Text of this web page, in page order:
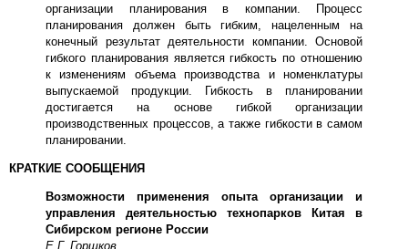
организации планирования в компании. Процесс
планирования должен быть гибким, нацеленным на
конечный результат деятельности компании. Основой
гибкого планирования является гибкость по отношению
к изменениям объема производства и номенклатуры
выпускаемой продукции. Гибкость в планировании
достигается на основе гибкой организации
производственных процессов, а также гибкости в самом
планировании.
КРАТКИЕ СООБЩЕНИЯ
Возможности применения опыта организации и
управления деятельностью технопарков Китая в
Сибирском регионе России
Е.Г. Горшков